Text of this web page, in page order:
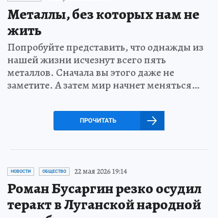
Металлы, без которых нам не
жить
Попробуйте представить, что однажды из
нашей жизни исчезнут всего пять
металлов. Сначала вы этого даже не
заметите. А затем мир начнет меняться…
ПРОЧИТАТЬ
НОВОСТИ ОБЩЕСТВО 22 мая 2026 19:14
Роман Бусаргин резко осудил
теракт в Луганской народной